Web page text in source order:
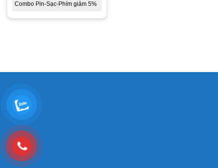
Combo Pin-Sạc-Phím giảm 5%